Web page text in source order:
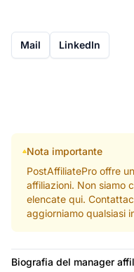
Mail LinkedIn
Nota importante
PostAffiliatePro offre
affiliazioni. Non siamo
elencate qui.
aggiorniamo qualsiasi
Biografia del manager